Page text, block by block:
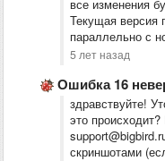
все изменения
Текущая версия
параллельно с
5 лет назад
Ошибка 16
здравствуйте!
это
скриншотами